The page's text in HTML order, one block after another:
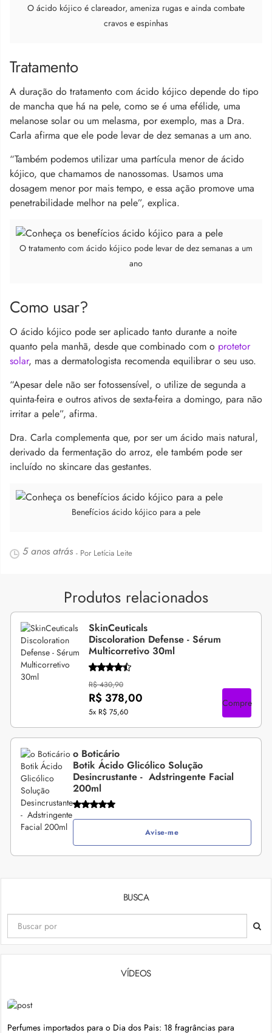
O ácido kójico é clareador, ameniza rugas e ainda combate
cravos e espinhas
Tratamento
A duração do tratamento com ácido kójico depende do tipo
de mancha que há na pele, como se é uma efélide, uma
melanose solar ou um melasma, por exemplo, mas a Dra.
Carla afirma que ele pode levar de dez semanas a um ano.
“Também podemos utilizar uma partícula menor de ácido
kójico, que chamamos de nanossomas. Usamos uma
dosagem menor por mais tempo, e essa ação promove uma
penetrabilidade melhor na pele”, explica.
O tratamento com ácido kójico pode levar de dez semanas a um
ano
Como usar?
O ácido kójico pode ser aplicado tanto durante a noite
quanto pela manhã, desde que combinado com o protetor
solar, mas a dermatologista recomenda equilibrar o seu uso.
“Apesar dele não ser fotossensível, o utilize de segunda a
quinta-feira e outros ativos de sexta-feira a domingo, para não
irritar a pele”, afirma.
Dra. Carla complementa que, por ser um ácido mais natural,
derivado da fermentação do arroz, ele também pode ser
incluído no skincare das gestantes.
Benefícios ácido kójico para a pele
5 anos atrás - Por Letícia Leite
Produtos relacionados
SkinCeuticals
Discoloration Defense - Sérum
Multicorretivo 30ml
R$ 430,90
R$ 378,00
5x R$ 75,60
Compre
o Boticário
Botik Ácido Glicólico Solução
Desincrustante - Adstringente Facial
200ml
Avise-me
BUSCA
VÍDEOS
Perfumes importados para o Dia dos Pais: 18 fragrâncias para